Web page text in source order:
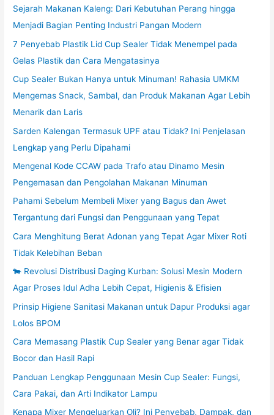
Sejarah Makanan Kaleng: Dari Kebutuhan Perang hingga
Menjadi Bagian Penting Industri Pangan Modern
7 Penyebab Plastik Lid Cup Sealer Tidak Menempel pada
Gelas Plastik dan Cara Mengatasinya
Cup Sealer Bukan Hanya untuk Minuman! Rahasia UMKM
Mengemas Snack, Sambal, dan Produk Makanan Agar Lebih
Menarik dan Laris
Sarden Kalengan Termasuk UPF atau Tidak? Ini Penjelasan
Lengkap yang Perlu Dipahami
Mengenal Kode CCAW pada Trafo atau Dinamo Mesin
Pengemasan dan Pengolahan Makanan Minuman
Pahami Sebelum Membeli Mixer yang Bagus dan Awet
Tergantung dari Fungsi dan Penggunaan yang Tepat
Cara Menghitung Berat Adonan yang Tepat Agar Mixer Roti
Tidak Kelebihan Beban
🐄 Revolusi Distribusi Daging Kurban: Solusi Mesin Modern
Agar Proses Idul Adha Lebih Cepat, Higienis & Efisien
Prinsip Higiene Sanitasi Makanan untuk Dapur Produksi agar
Lolos BPOM
Cara Memasang Plastik Cup Sealer yang Benar agar Tidak
Bocor dan Hasil Rapi
Panduan Lengkap Penggunaan Mesin Cup Sealer: Fungsi,
Cara Pakai, dan Arti Indikator Lampu
Kenapa Mixer Mengeluarkan Oli? Ini Penyebab, Dampak, dan